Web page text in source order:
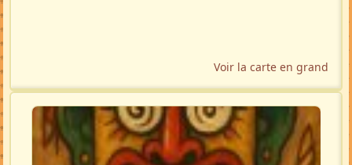
Voir la carte en grand